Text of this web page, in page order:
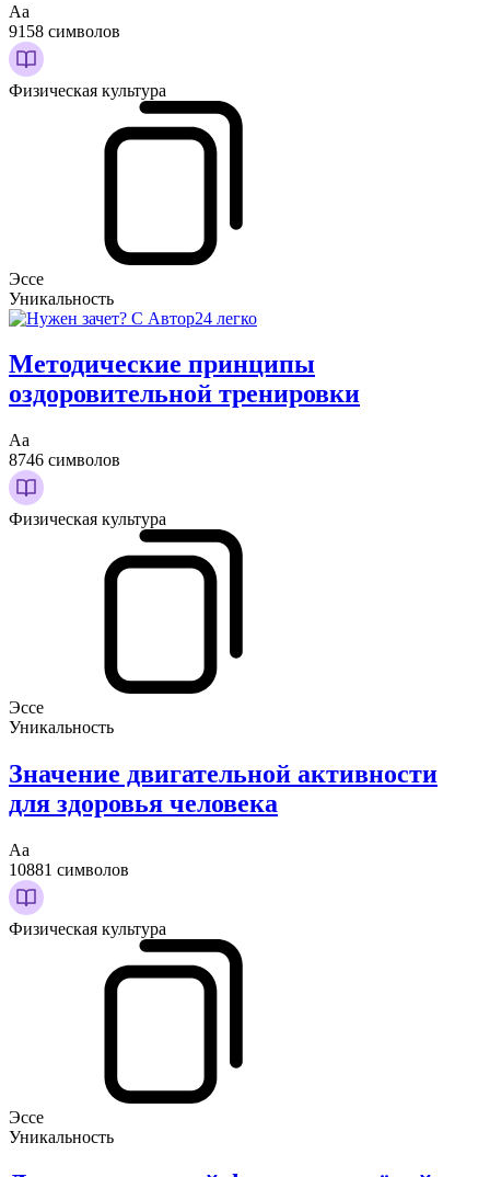
Аа
9158 символов
Физическая культура
Эссе
Уникальность
Методические принципы
оздоровительной тренировки
Аа
8746 символов
Физическая культура
Эссе
Уникальность
Значение двигательной активности
для здоровья человека
Аа
10881 символов
Физическая культура
Эссе
Уникальность